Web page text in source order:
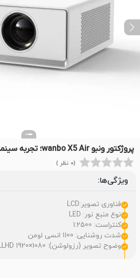
Previous
پروژکتور ونبو wanbo X5 Air؛ تجربه سینمایی بی‌نظیر!
(0 نظر )
ویژگی‌ها:
فناوری تصویر:LCD
نوع منبع نور: LED
کنتراست: 1:2500
شدت روشنایی: 1100 انسی لومن
وضوح تصویر (رزولوشن): FULLHD 1920×1080